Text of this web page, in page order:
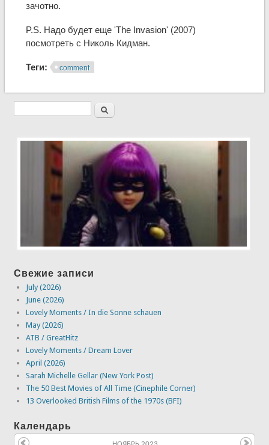
зачотно.
P.S. Надо будет еще 'The Invasion' (2007)
посмотреть с Николь Кидман.
Теги: comment
Свежие записи
July (2026)
June (2026)
Lovely Moments / In die Sonne schauen
May (2026)
ATB / GreatHitz
Lovely Moments / Dream Lover
April (2026)
Sarah Michelle Gellar (New York Post)
The 50 Best Movies of All Time (Cinephile Corner)
13 Overlooked British Films of the 1970s (BFI)
Календарь